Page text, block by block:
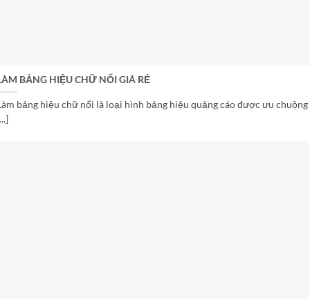
BẢNG HIỆU CHỮ NỔI GIÁ RẺ
bảng hiệu chữ nổi là loại hình bảng hiệu quảng cáo được ưu chuộng